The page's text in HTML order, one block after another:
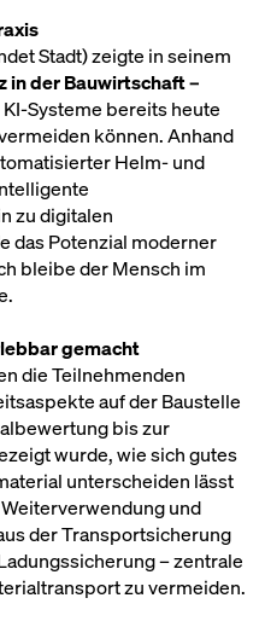
Stadt) zeigte in seinem
in der Bauwirtschaft –
KI-Systeme bereits heute
können. Anhand
Helm- und
zu digitalen
das Potenzial moderner
bleibe der Mensch im
gemacht
die Teilnehmenden
auf der Baustelle
bis zur
wurde, wie sich gutes
unterscheiden lässt
und
der Transportsicherung
– zentrale
zu vermeiden.